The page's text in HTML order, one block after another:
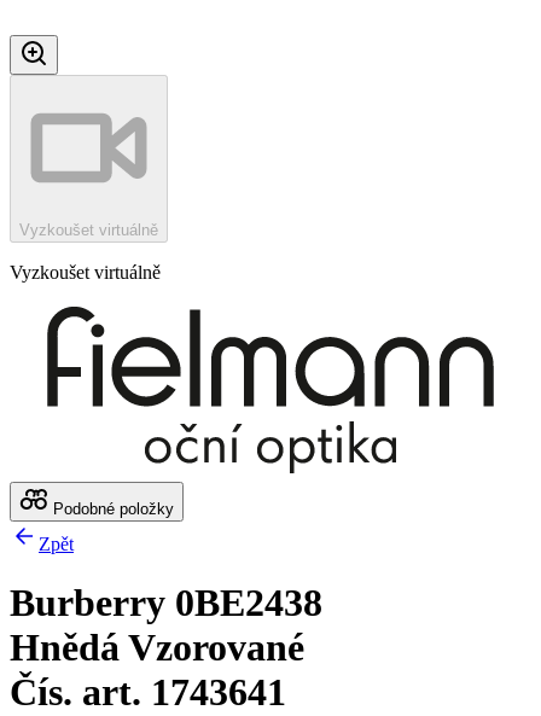
Vyzkoušet virtuálně
Vyzkoušet virtuálně
Podobné položky
Zpět
Burberry 0BE2438
Hnědá Vzorované
Čís. art. 1743641